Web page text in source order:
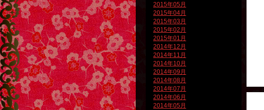
2015年05月
2015年04月
2015年03月
2015年02月
2015年01月
2014年12月
2014年11月
2014年10月
2014年09月
2014年08月
2014年07月
2014年06月
2014年05月